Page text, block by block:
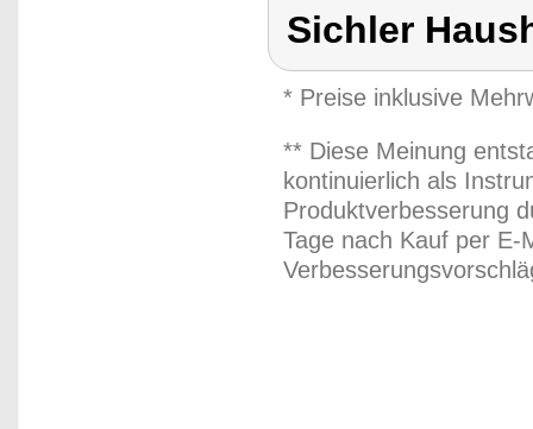
Sichler
* Preise inklusive
** Diese Meinung
kontinuierlich als
Produktverbesserung
Tage nach Kauf per E-